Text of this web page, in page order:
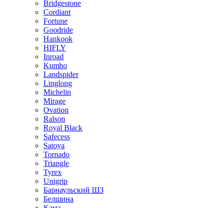
Bridgestone
Cordiant
Fortune
Goodride
Hankook
HIFLY
Inroad
Kumho
Landspider
Linglong
Michelin
Mirage
Ovation
Ralson
Royal Black
Safecess
Satoya
Tornado
Triangle
Tyrex
Unigrip
Барнаульский ШЗ
Белшина